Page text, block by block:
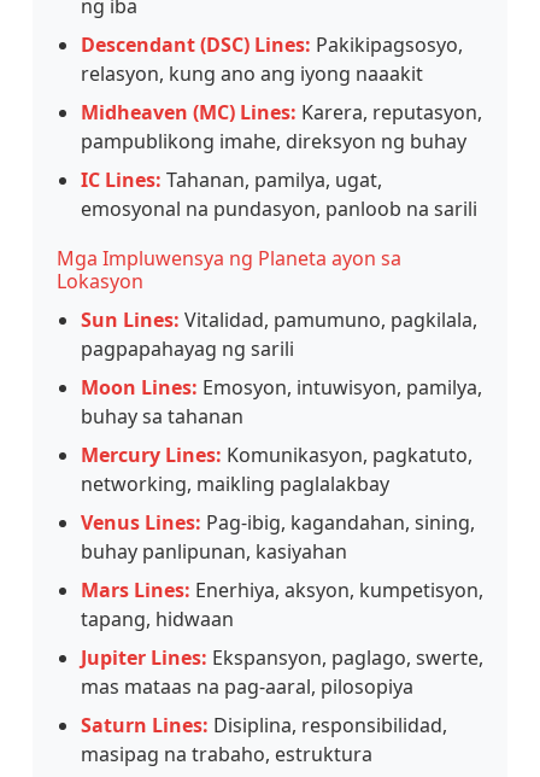
ng iba
Descendant (DSC) Lines: Pakikipagsosyo,
relasyon, kung ano ang iyong naaakit
Midheaven (MC) Lines: Karera, reputasyon,
pampublikong imahe, direksyon ng buhay
IC Lines: Tahanan, pamilya, ugat,
emosyonal na pundasyon, panloob na sarili
Mga Impluwensya ng Planeta ayon sa
Lokasyon
Sun Lines: Vitalidad, pamumuno, pagkilala,
pagpapahayag ng sarili
Moon Lines: Emosyon, intuwisyon, pamilya,
buhay sa tahanan
Mercury Lines: Komunikasyon, pagkatuto,
networking, maikling paglalakbay
Venus Lines: Pag-ibig, kagandahan, sining,
buhay panlipunan, kasiyahan
Mars Lines: Enerhiya, aksyon, kumpetisyon,
tapang, hidwaan
Jupiter Lines: Ekspansyon, paglago, swerte,
mas mataas na pag-aaral, pilosopiya
Saturn Lines: Disiplina, responsibilidad,
masipag na trabaho, estruktura